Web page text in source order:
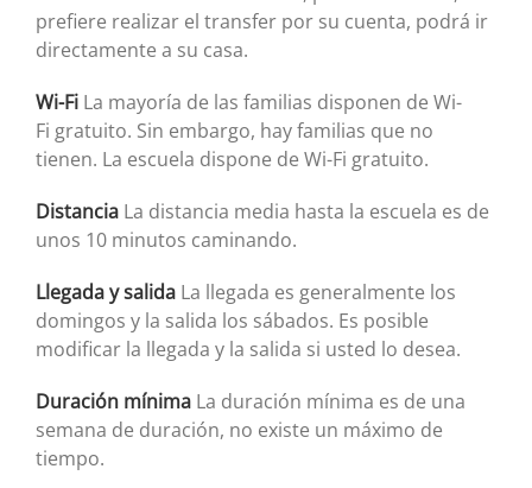
prefiere realizar el transfer por su cuenta, podrá ir
directamente a su casa.
Wi-Fi La mayoría de las familias disponen de Wi-
Fi gratuito. Sin embargo, hay familias que no
tienen. La escuela dispone de Wi-Fi gratuito.
Distancia La distancia media hasta la escuela es de
unos 10 minutos caminando.
Llegada y salida La llegada es generalmente los
domingos y la salida los sábados. Es posible
modificar la llegada y la salida si usted lo desea.
Duración mínima La duración mínima es de una
semana de duración, no existe un máximo de
tiempo.